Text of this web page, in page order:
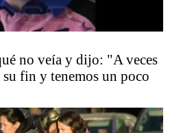
no veía y dijo: "A veces
fin y tenemos un poco